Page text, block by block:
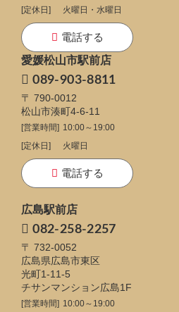
[定休日]
火曜日・水曜日
電話する
愛媛松山市駅前店
089-903-8811
〒 790-0012
松山市湊町4-6-11
[営業時間] 10:00～19:00
[定休日]
火曜日
電話する
広島駅前店
082-258-2257
〒 732-0052
広島県広島市東区
光町1-11-5
チサンマンション広島1F
[営業時間] 10:00～19:00